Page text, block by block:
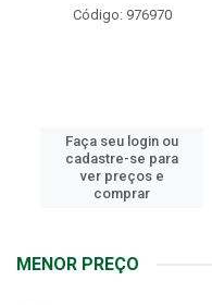
Código: 975705
Faça seu login ou
cadastre-se para
ver preços e
comprar
MENOR PREÇO